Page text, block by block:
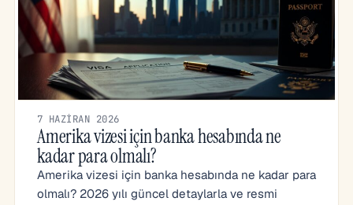
7 HAZIRAN 2026
Amerika vizesi için banka hesabında ne
kadar para olmalı?
Amerika vizesi için banka hesabında ne kadar para
olmalı? 2026 yılı güncel detaylarla ve resmi